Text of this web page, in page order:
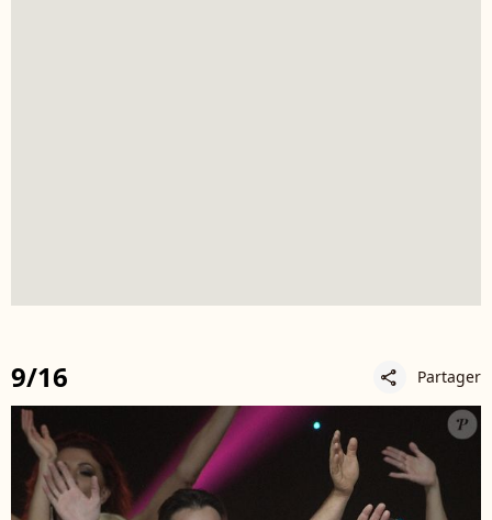
9/16 share Partager